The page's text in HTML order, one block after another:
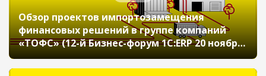
Обзор проектов импортозамещения
финансовых решений в группе компаний
«ТОФС» (12-й Бизнес-форум 1С:ERP 20 ноября
2025 г., Стружкова Юлия, АО «Технологии
ОФС»)